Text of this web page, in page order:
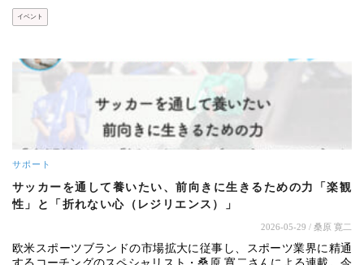
イベント
サポート
サッカーを通して養いたい、前向きに生きるための力「楽観
性」と「折れない心（レジリエンス）」
2026-05-29 / 桑原 寛二
欧米スポーツブランドの市場拡大に従事し、スポーツ業界に精通